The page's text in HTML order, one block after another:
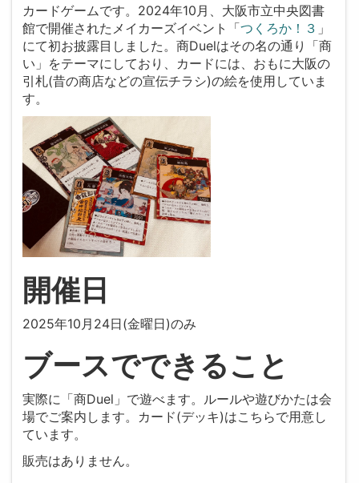
カードゲームです。2024年10月、大阪市立中央図書
館で開催されたメイカーズイベント「つくろか！３ 」
にて初お披露目しました。商Duelはその名の通り「商
い」をテーマにしており、カードには、おもに大阪の
引札(昔の商店などの宣伝チラシ)の絵を使用していま
す。
開催日
2025年10月24日(金曜日)のみ
ブースでできること
実際に「商Duel」で遊べます。ルールや遊びかたは会
場でご案内します。カード(デッキ)はこちらで用意し
ています。
販売はありません。